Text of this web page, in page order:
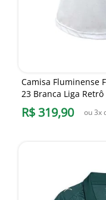
Camisa Fluminense
23 Branca Liga Retrô
R$ 319,90 ou3x